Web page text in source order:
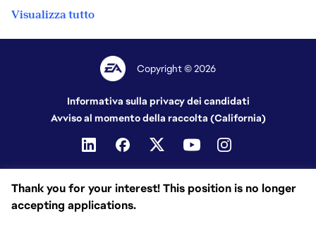
Thank you for your interest! This position is no longer
accepting applications.
Visualizza tutto
Copyright © 2026
Informativa sulla privacy dei candidati
Avviso al momento della raccolta (California)